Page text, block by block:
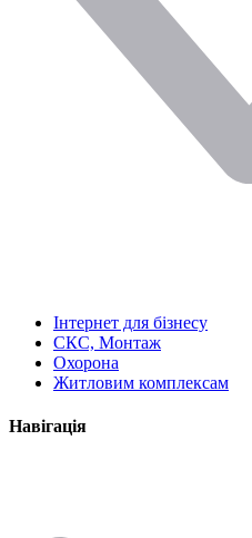
Інтернет для бізнесу
СКС, Монтаж
Охорона
Житловим комплексам
Навігація